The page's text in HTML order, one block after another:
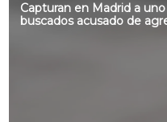
Capturan en Madrid a
buscados acusado de